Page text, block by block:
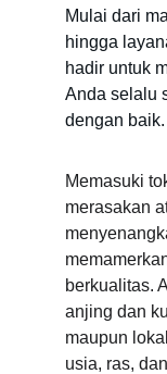
Mulai dari
hingga
hadir untuk
Anda selalu
dengan baik.
Memasuki
merasakan
berkualitas.
anjing dan
maupun
usia, ras,